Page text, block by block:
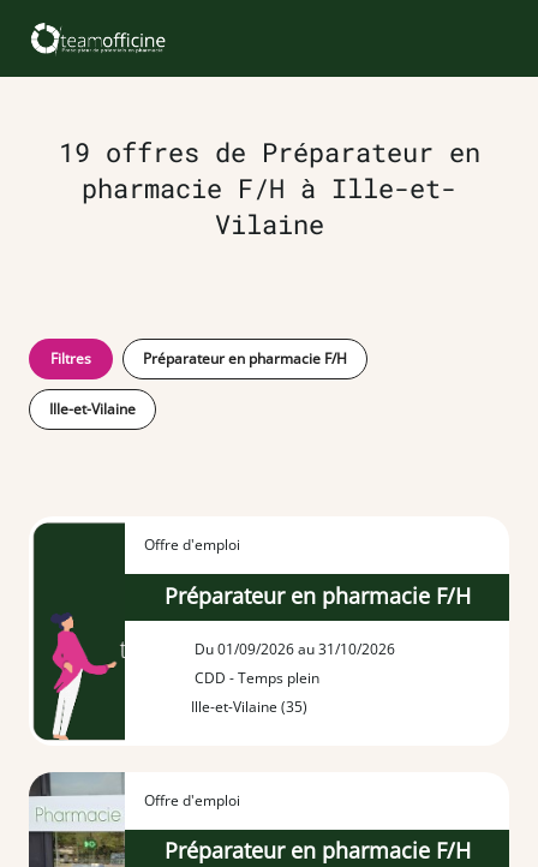
19 offres de Préparateur en
pharmacie F/H à Ille-et-
Vilaine
Filtres Préparateur en pharmacie F/H
Ille-et-Vilaine
Offre d'emploi
Préparateur en pharmacie F/H
Du 01/09/2026 au 31/10/2026
CDD - Temps plein
Ille-et-Vilaine (35)
Offre d'emploi
Préparateur en pharmacie F/H